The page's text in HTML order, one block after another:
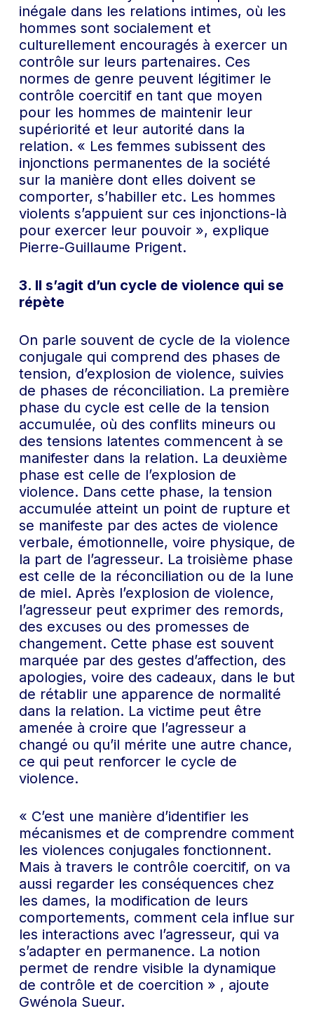
inégale dans les relations intimes, où les
hommes sont socialement et
culturellement encouragés à exercer un
contrôle sur leurs partenaires. Ces
normes de genre peuvent légitimer le
contrôle coercitif en tant que moyen
pour les hommes de maintenir leur
supériorité et leur autorité dans la
relation. « Les femmes subissent des
injonctions permanentes de la société
sur la manière dont elles doivent se
comporter, s’habiller etc. Les hommes
violents s’appuient sur ces injonctions-là
pour exercer leur pouvoir », explique
Pierre-Guillaume Prigent.
3. Il s’agit d’un cycle de violence qui se
répète
On parle souvent de cycle de la violence
conjugale qui comprend des phases de
tension, d’explosion de violence, suivies
de phases de réconciliation. La première
phase du cycle est celle de la tension
accumulée, où des conflits mineurs ou
des tensions latentes commencent à se
manifester dans la relation. La deuxième
phase est celle de l’explosion de
violence. Dans cette phase, la tension
accumulée atteint un point de rupture et
se manifeste par des actes de violence
verbale, émotionnelle, voire physique, de
la part de l’agresseur. La troisième phase
est celle de la réconciliation ou de la lune
de miel. Après l’explosion de violence,
l’agresseur peut exprimer des remords,
des excuses ou des promesses de
changement. Cette phase est souvent
marquée par des gestes d’affection, des
apologies, voire des cadeaux, dans le but
de rétablir une apparence de normalité
dans la relation. La victime peut être
amenée à croire que l’agresseur a
changé ou qu’il mérite une autre chance,
ce qui peut renforcer le cycle de
violence.
« C’est une manière d’identifier les
mécanismes et de comprendre comment
les violences conjugales fonctionnent.
Mais à travers le contrôle coercitif, on va
aussi regarder les conséquences chez
les dames, la modification de leurs
comportements, comment cela influe sur
les interactions avec l’agresseur, qui va
s’adapter en permanence. La notion
permet de rendre visible la dynamique
de contrôle et de coercition » , ajoute
Gwénola Sueur.